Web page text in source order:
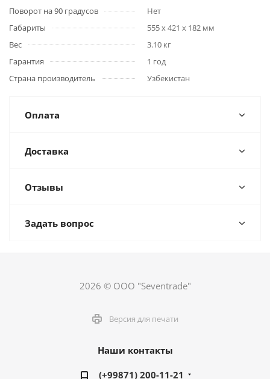
Поворот на 90 градусов
Нет
Габариты
555 x 421 x 182 мм
Вес
3.10 кг
Гарантия
1 год
Страна производитель
Узбекистан
Оплата
Доставка
Отзывы
Задать вопрос
2026 © ООО "Seventrade"
Версия для печати
Наши контакты
(+99871) 200-11-21